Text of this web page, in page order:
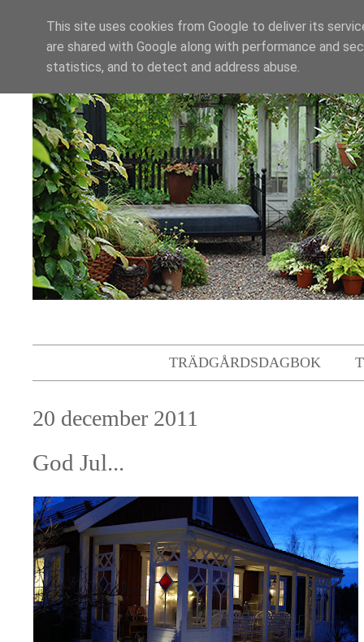
TRÄDGÅRDSDAGBOK
20 december 2011
God Jul...
This site uses cookies from Google to deliver its
are shared with Google along with performance and
statistics, and to detect and address abuse.